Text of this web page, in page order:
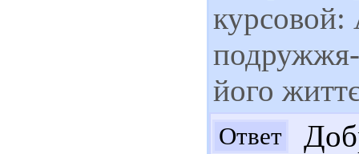
курсовой:
подружжя-
його
Ответ